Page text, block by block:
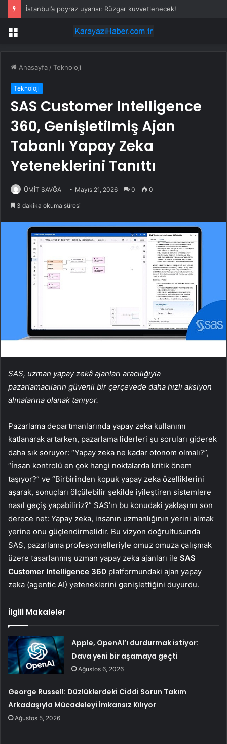
İstanbul’a poyraz uyarısı: Rüzgar kuvvetlenecek!
Menü
Anasayfa /Teknoloji
Teknoloji
SAS Customer Intelligence
360, Genişletilmiş Ajan
Tabanlı Yapay Zeka
Yeteneklerini Tanıttı
ÜMİT SAVĞA Mayıs 21, 2026 0 0
3 dakika okuma süresi
SAS, uzman yapay zekâ ajanları aracılığıyla
pazarlamacıların güvenli bir çerçevede daha hızlı aksiyon
almalarına olanak tanıyor.
Pazarlama departmanlarında yapay zeka kullanımı
katlanarak artarken, pazarlama liderleri şu soruları giderek
daha sık soruyor: “Yapay zeka ne kadar otonom olmalı?”,
“İnsan kontrolü en çok hangi noktalarda kritik önem
taşıyor?” ve “Birbirinden kopuk yapay zeka özelliklerini
aşarak, sonuçları ölçülebilir şekilde iyileştiren sistemlere
nasıl geçiş yapabiliriz?” SAS’ın bu konudaki yaklaşımı son
derece net: Yapay zeka, insanın uzmanlığının yerini almak
yerine onu güçlendirmelidir. Bu vizyon doğrultusunda
SAS, pazarlama profesyonelleriyle omuz omuza çalışmak
üzere tasarlanmış uzman yapay zeka ajanları ile SAS
Customer Intelligence 360 platformundaki ajan yapay
zeka (agentic AI) yeteneklerini genişlettiğini duyurdu.
İlgili Makaleler
Apple, OpenAI’ı durdurmak istiyor:
Dava yeni bir aşamaya geçti
Ağustos 6, 2026
George Russell: Düzlüklerdeki Ciddi Sorun Takım
Arkadaşıyla Mücadeleyi İmkansız Kılıyor
Ağustos 5, 2026